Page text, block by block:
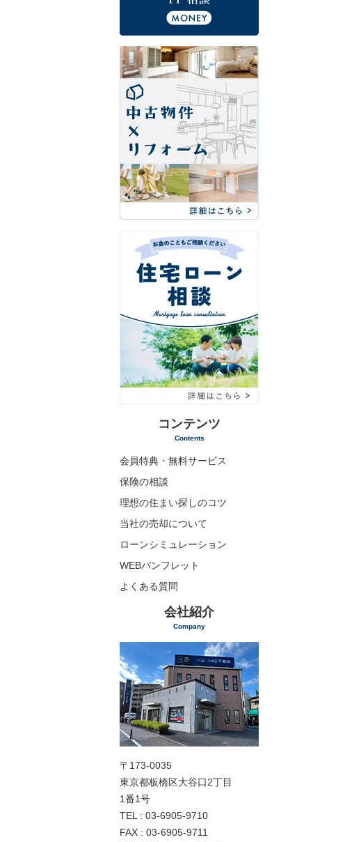
コンテンツ
Contents
会員特典・無料サービス
保険の相談
理想の住まい探しのコツ
当社の売却について
ローンシミュレーション
WEBパンフレット
よくある質問
会社紹介
Company
〒173-0035
東京都板橋区大谷口2丁目
1番1号
TEL : 03-6905-9710
FAX : 03-6905-9711